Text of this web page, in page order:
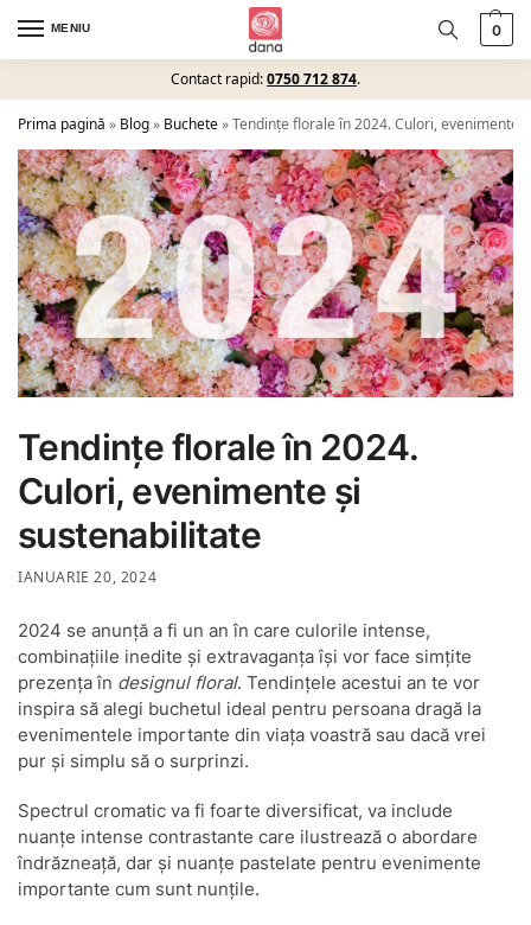
MENIU 0
Contact rapid:0750 712 874.
Prima pagină » Blog» Buchete»Tendințe florale în 2024. Culori, evenimente
Tendințe florale în 2024.
Culori, evenimente și
sustenabilitate
IANUARIE 20, 2024
2024 se anunță a fi un an în care culorile intense,
combinațiile inedite și extravaganța își vor face simțite
prezența în designul floral. Tendințele acestui an te vor
inspira să alegi buchetul ideal pentru persoana dragă la
evenimentele importante din viața voastră sau dacă vrei
pur și simplu să o surprinzi.
Spectrul cromatic va fi foarte diversificat, va include
nuanțe intense contrastante care ilustrează o abordare
îndrăzneață, dar și nuanțe pastelate pentru evenimente
importante cum sunt nunțile.